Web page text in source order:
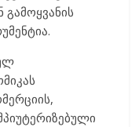
გამოყვანის